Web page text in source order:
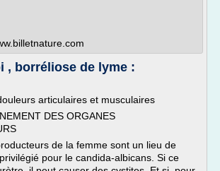
, borréliose de lyme :
articulaires et musculaires
DES ORGANES
de la femme sont un lieu de
pour le candida-albicans. Si ce